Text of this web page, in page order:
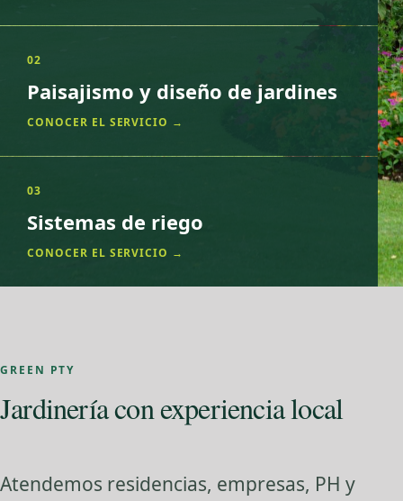
02
Paisajismo y diseño de jardines
CONOCER EL SERVICIO →
03
Sistemas de riego
CONOCER EL SERVICIO →
GREEN PTY
Jardinería con experiencia local
Atendemos residencias, empresas, PH y